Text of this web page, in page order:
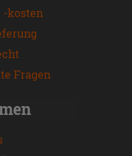
kosten
Fragen